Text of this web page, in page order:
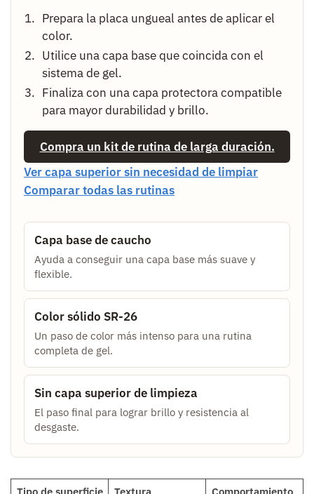
Prepara la placa ungueal antes de aplicar el
color.
Utilice una capa base que coincida con el
sistema de gel.
Finaliza con una capa protectora compatible
para mayor durabilidad y brillo.
Compra un kit de rutina de larga duración.
Ver capa superior sin necesidad de limpiar
Comparar todas las rutinas
Capa base de caucho
Ayuda a conseguir una capa base más suave y
flexible.
Color sólido SR-26
Un paso de color más intenso para una rutina
completa de gel.
Sin capa superior de limpieza
El paso final para lograr brillo y resistencia al
desgaste.